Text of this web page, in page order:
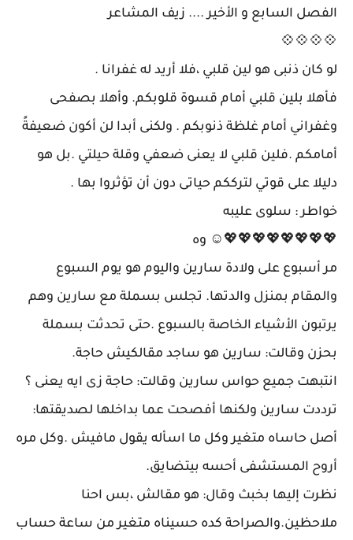
الفصل السابع و الأخير .... زيف المشاعر
💠💠💠💠
لو كان ذنبى هو لين قلبي ،فلا أريد له غفرانا .
فأهلا بلين قلبي أمام قسوة قلوبكم. وأهلا بصفحى
وغفراني أمام غلظة ذنوبكم . ولكنى أبدا لن أكون ضعيفةً
أمامكم .فلين قلبي لا يعنى ضعفي وقلة حيلتي .بل هو
دليلا على قوتي لترككم حياتى دون أن تؤثروا بها .
خواطر : سلوى عليبه
💖💖💖💖💖💖💖💖☺️ وه
مر أسبوع على ولادة سارين واليوم هو يوم السبوع
والمقام بمنزل والدتها. تجلس بسملة مع سارين وهم
يرتبون الأشياء الخاصة بالسبوع .حتى تحدثت بسملة
بحزن وقالت: سارين هو ساجد مقالكيش حاجة.
انتبهت جميع حواس سارين وقالت: حاجة زى ايه يعنى ؟
ترددت سارين ولكنها أفصحت عما بداخلها لصديقتها:
أصل حاساه متغير وكل ما اسأله يقول مافيش .وكل مره
أروح المستشفى أحسه بيتضايق.
نظرت إليها بخبث وقال: هو مقالش ،بس احنا
ملاحظين.والصراحة كده حسيناه متغير من ساعة حساب